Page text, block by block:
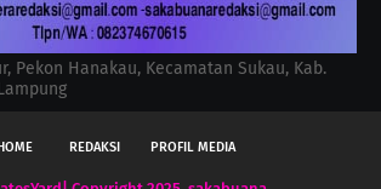
Pekon Hanakau, Kecamatan Sukau, Kab.
HOME REDAKSI PROFIL MEDIA